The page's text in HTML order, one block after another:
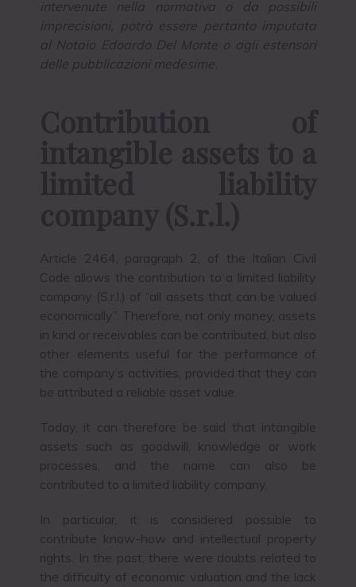
intervenute nella normativa o da possibili
imprecisioni, potrà essere pertanto imputata
al Notaio Edoardo Del Monte o agli estensori
delle pubblicazioni medesime.
Article 2464, paragraph 2, of the Italian Civil
Code allows the contribution to a limited liability
company (S.r.l.) of “all assets that can be valued
economically”. Therefore, not only money, assets
in kind or receivables can be contributed, but also
other elements useful for the performance of
the company’s activities, provided that they can
be attributed a reliable asset value.
Today, it can therefore be said that intangible
assets such as goodwill, knowledge or work
processes, and the name can also be
contributed to a limited liability company.
In particular, it is considered possible to
contribute know-how and intellectual property
rights. In the past, there were doubts related to
the difficulty of economic valuation and the lack